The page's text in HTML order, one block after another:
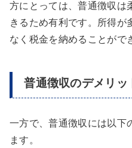
方にとっては、普通徴収は
きるため有利です。所得が
なく税金を納めることがで
普通徴収のデメリッ
一方で、普通徴収には以下
ます。